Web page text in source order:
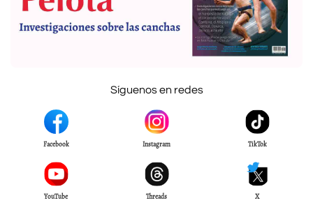
Síguenos en redes
Facebook Instagram TikTok
YouTube Threads X